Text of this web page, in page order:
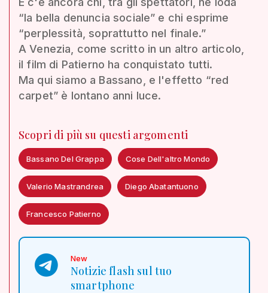
“la bella denuncia sociale” e chi esprime
“perplessità, soprattutto nel finale.”
A Venezia, come scritto in un altro articolo,
il film di Patierno ha conquistato tutti.
Ma qui siamo a Bassano, e l'effetto “red
carpet” è lontano anni luce.
Scopri di più su questi argomenti
Bassano Del Grappa Cose Dell'altro Mondo
Valerio Mastrandrea Diego Abatantuono
Francesco Patierno
New
Notizie flash sul tuo
smartphone